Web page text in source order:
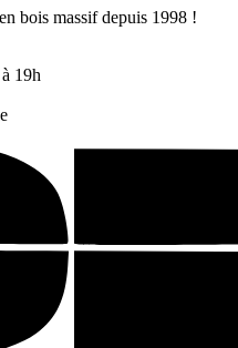
bois massif depuis 1998 !
19h